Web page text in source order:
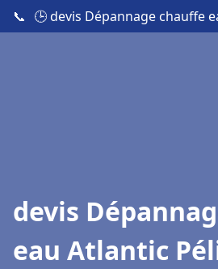
📞 🕒 devis Dépannage chauffe
devis
eau Atlantic